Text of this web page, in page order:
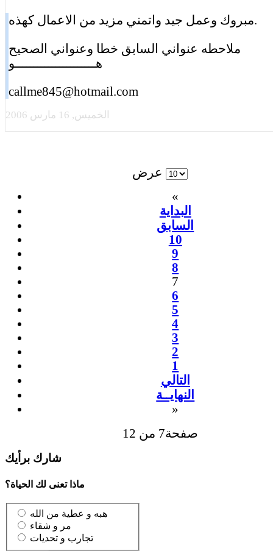
مبروك وعمل جيد واتمني مزيد من الاعمال كهذه.
ملاحطه عنواني السابق خطا وعنواني الصحيح
هــــــــــــــــــــــو
callme845@hotmail.com
الخميس, 16 مارس 2006
عرض
«
البداية
السابق
10
9
8
7
6
5
4
3
2
1
التالي
النهايــة
»
صفحة7 من 12
شارك برأيك
ماذا تعنى لك الحياة؟